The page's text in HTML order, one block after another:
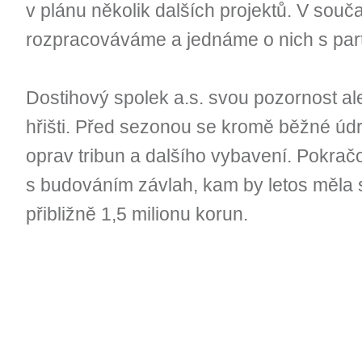
v plánu několik dalších projektů. V
rozpracováváme a jednáme o nich s
Dostihový spolek a.s. svou pozornost
hřišti. Před sezonou se kromě běžné
oprav tribun a dalšího vybavení.
s budováním závlah, kam by letos
přibližně 1,5 milionu korun.